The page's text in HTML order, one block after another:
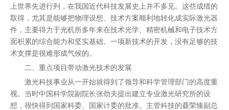
上世界先进行列，在我国近代科技发展史上并不多见。这些成绩的
取得，尤其是能够把物理设想、技术方案顺利地转化成实际激光器
件，主要得力于光机所多年来在技术光学、精密机械和电子技术方
面积累的综合能力和坚实基础。一项新技术的开发，没有足够的技
术支撑是很难形成气候的。
二、重点项目带动激光技术的发展
激光科技事业从一开始就得到了领导和科学管理部门的高度重
视。当时中国科学院副院长张劲夫提出建立专业激光研究所的设
想，很快得到国家科委、国家计委的批准。主管科技的聂荣臻副总